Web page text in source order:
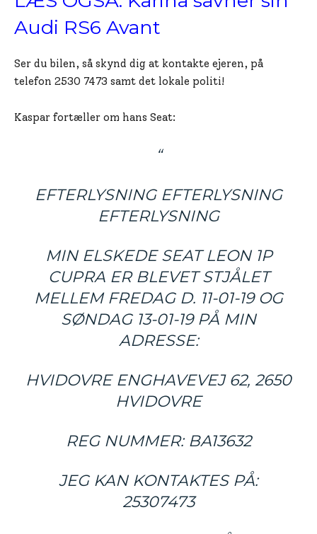
Audi RS6 Avant
Ser du bilen, så skynd dig at kontakte ejeren, på
telefon 2530 7473 samt det lokale politi!
Kaspar fortæller om hans Seat:
“
EFTERLYSNINGEFTERLYSNING
EFTERLYSNING
MIN ELSKEDE SEAT LEON 1P
CUPRA ER BLEVET STJÅLET
MELLEM FREDAG D. 11-01-19 OG
SØNDAG 13-01-19 PÅ MIN
ADRESSE:
HVIDOVRE ENGHAVEVEJ 62, 2650
HVIDOVRE
REG NUMMER: BA13632
JEG KAN KONTAKTES PÅ:
25307473